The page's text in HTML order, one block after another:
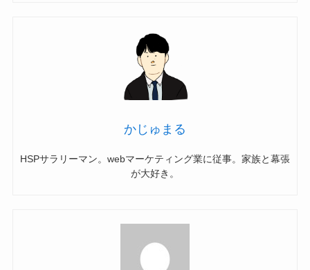
かじゅまる
HSPサラリーマン。webマーケティング業に従事。家族と幕張
が大好き。